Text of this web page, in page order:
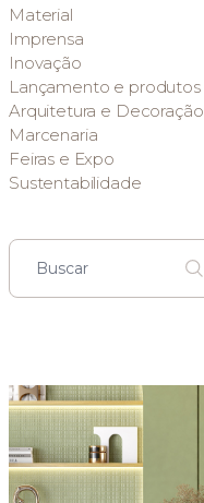
Material
Imprensa
Inovação
Lançamento e produtos
Arquitetura e Decoração
Marcenaria
Feiras e Expo
Sustentabilidade